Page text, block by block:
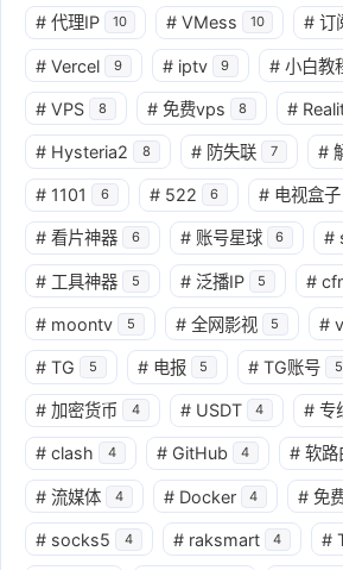
# 代理IP 10 # VMess 10 # 订
# Vercel 9 # iptv 9 # 小白教
# VPS 8 # 免费vps 8 #
# Hysteria2 8 # 防失联 7 #
# 1101 6 # 522 6 # 电视盒子
# 看片神器 6 # 账号星球 6 #
# 工具神器 5 # 泛播IP 5 #
# moontv 5 # 全网影视 5 #
# TG 5 # 电报 5 # TG账号 5
# 加密货币 4 # USDT 4 # 专
# clash 4 # GitHub 4 # 软路
# 流媒体 4 # Docker 4 # 免
# socks5 4 # raksmart 4 #